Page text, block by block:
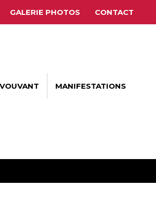
GALERIE PHOTOS CONTACT
MANIFESTATIONS